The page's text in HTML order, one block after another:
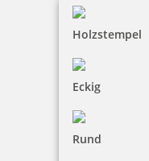
Holzstempel
Eckig
Rund